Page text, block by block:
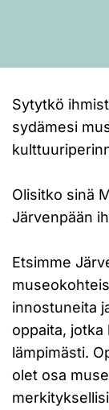
Sytytkö
sydämesi
Olisitko sinä
Järvenpään
Etsimme
innostuneita
oppaita, jotka
lämpimästi.
olet osa